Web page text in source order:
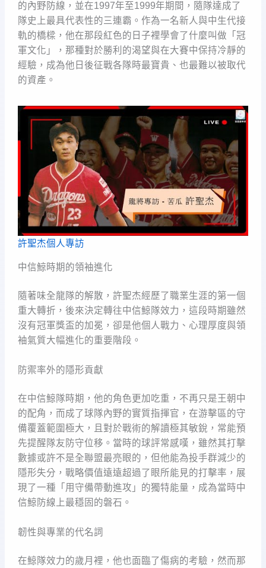
的內野防線，並在1997年至1999年期間，隨隊達成了
隊史上最具代表性的三連霸。作為一名新人與中生代接
軌的橋樑，他在那段紅色的日子裡學會了什麼叫做「冠
軍文化」，那種對於勝利的渴望與在大賽中保持冷靜的
經驗，成為他日後征戰各隊時最寶貴、也最難以被取代
的資產。
許聖杰個人專訪
中信鯨時期的領袖進化
隨著味全龍隊的解散，許聖杰經歷了職業生涯的第一個
重大轉折，後來決定轉往中信鯨隊效力，這段時期雖然
沒有冠軍獎盃的加冕，卻是他個人戰力、心理厚度與領
袖氣質大幅進化的重要階段。
防禦率外的隱形貢獻
在中信鯨隊時期，他的角色更加吃重，不再只是王朝中
的配角，而成了球隊內野的實質指揮官，在游擊區的守
備覆蓋範圍極大，且對於戰術的解讀極其敏銳，常能預
先提醒隊友防守位移。當時的球評常感嘆，雖然其打擊
數據或許不是全聯盟最亮眼的，但他能為投手群減少的
隱形失分，戰略價值遠遠超過了眼所能見的打擊率，展
現了一種「用守備帶動進攻」的獨特能量，成為當時中
信鯨防線上最穩固的磐石。
韌性與專業的代名詞
在鯨隊效力的歲月裡，他也面臨了傷病的考驗，然而那